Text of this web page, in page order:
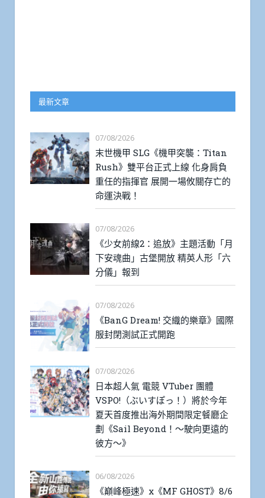
最新文章
07/08/2026
末世機甲 SLG《機甲突襲：Titan
Rush》雙平台正式上線 化身肩負
重任的指揮官 展開一場攸關存亡的
命運決戰！
07/08/2026
《少女前線2：追放》主題活動「月
下安魂曲」古堡開放 精英人形「六
分儀」報到
07/08/2026
《BanG Dream! 交織的樂章》國際
服封閉測試正式開跑
07/08/2026
日本超人氣 電競 VTuber 團體
VSPO!（ぶいすぽっ！）將於今年
夏天首度推出海外期間限定餐廳企
劃《Sail Beyond！～駛向更遠的
彼方～》
06/08/2026
《巔峰極速》x《MF GHOST》8/6